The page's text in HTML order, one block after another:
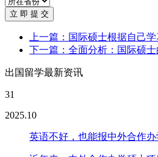
立 即 提 交
上一篇：国际硕士根据自己
下一篇：全面分析：国际硕
出国留学最新资讯
31
2025.10
英语不好，也能报中外合作办